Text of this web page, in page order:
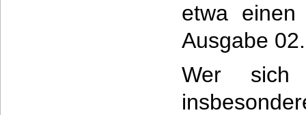
etwa
Ausgabe
Wer sich